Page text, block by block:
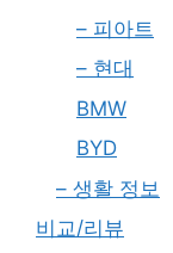
– 피아트
– 현대
BMW
BYD
– 생활 정보
비교/리뷰